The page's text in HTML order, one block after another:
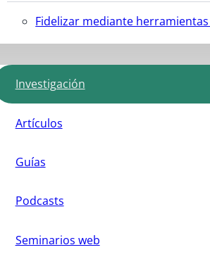
Fidelizar mediante
Investigación
Artículos
Guías
Podcasts
Seminarios web